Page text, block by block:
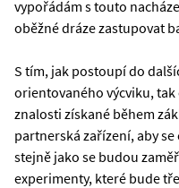
vypořádám s touto
oběžné dráze zastupovat
S tím, jak postoupí do
orientovaného výcviku,
znalosti získané během
partnerská zařízení, aby
stejně jako se budou
experimenty, které bude